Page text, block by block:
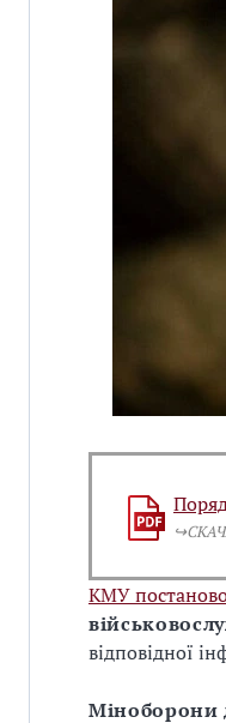
КМУ
відповідної
Міноборони